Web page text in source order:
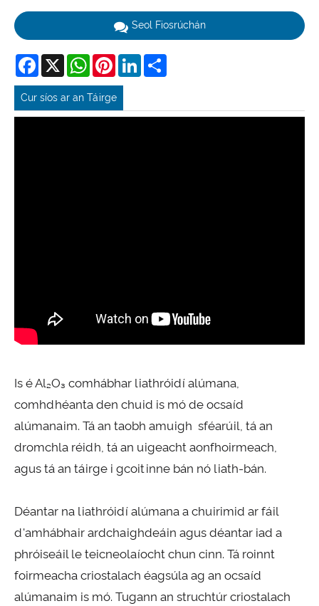
Seol Fiosrúchán
Facebook
X WhatsAppPinterestLinkedIn
Cur síos ar an Táirge
Is é Al₂O₃ comhábhar liathróidí alúmana,
comhdhéanta den chuid is mó de ocsaíd
alúmanaim. Tá an taobh amuigh sféarúil, tá an
dromchla réidh, tá an uigeacht aonfhoirmeach,
agus tá an táirge i gcoitinne bán nó liath-bán.
Déantar na liathróidí alúmana a chuirimid ar fáil
d'amhábhair ardchaighdeáin agus déantar iad a
phróiseáil le teicneolaíocht chun cinn. Tá roinnt
foirmeacha criostalach éagsúla ag an ocsaíd
alúmanaim is mó. Tugann an struchtúr criostalach